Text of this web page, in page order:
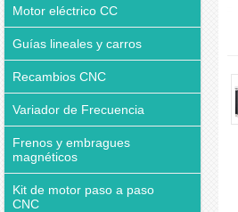
Motor eléctrico CC
Guías lineales y carros
Recambios CNC
Variador de Frecuencia
Frenos y embragues
magnéticos
Kit de motor paso a paso
CNC